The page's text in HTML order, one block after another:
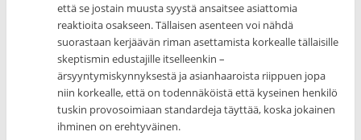
että se jostain muusta syystä ansaitsee asiattomia
reaktioita osakseen. Tällaisen asenteen voi nähdä
suorastaan kerjäävän riman asettamista korkealle tällaisille
skeptismin edustajille itselleenkin –
ärsyyntymiskynnyksestä ja asianhaaroista riippuen jopa
niin korkealle, että on todennäköistä että kyseinen henkilö
tuskin provosoimiaan standardeja täyttää, koska jokainen
ihminen on erehtyväinen.